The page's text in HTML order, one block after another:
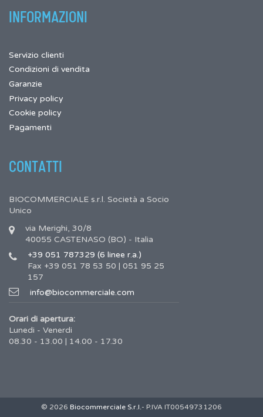
INFORMAZIONI
Servizio clienti
Condizioni di vendita
Garanzie
Privacy policy
Cookie policy
Pagamenti
CONTATTI
BIOCOMMERCIALE s.r.l. Società a Socio
Unico
via Merighi, 30/8
40055 CASTENASO (BO) - Italia
+39 051 787329 (6 linee r.a.)
Fax +39 051 78 53 50 | 051 95 25
157
info@biocommerciale.com
Orari di apertura:
Lunedi - Venerdi
08.30 - 13.00 | 14.00 - 17.30
© 2026 Biocommerciale S.r.l.- P.IVA IT00549731206